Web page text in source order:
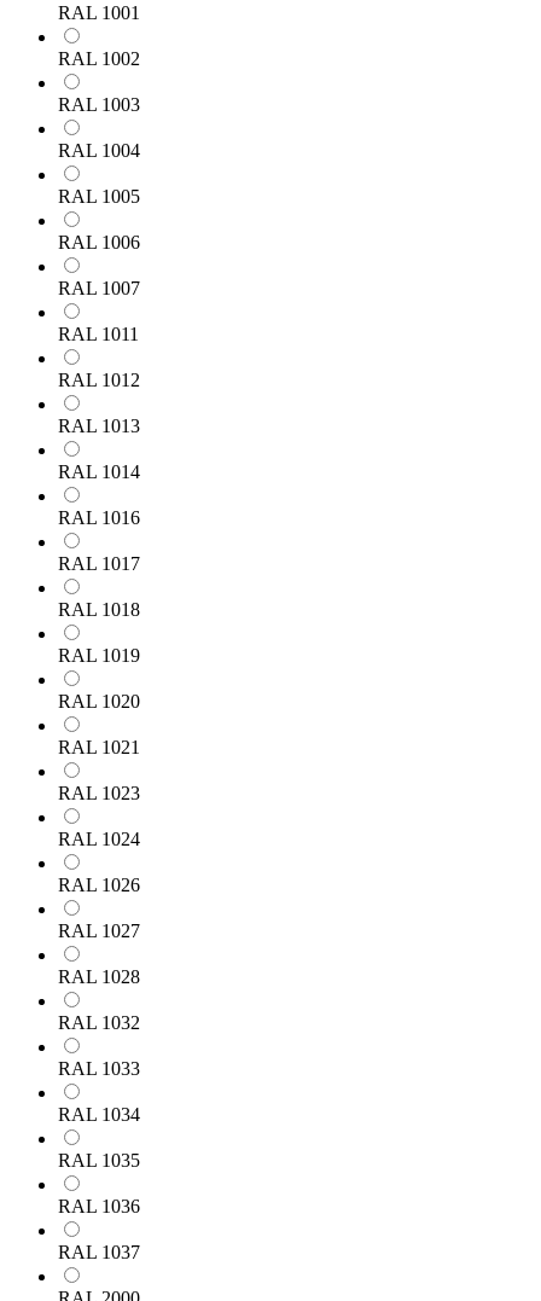
RAL 1001
RAL 1002
RAL 1003
RAL 1004
RAL 1005
RAL 1006
RAL 1007
RAL 1011
RAL 1012
RAL 1013
RAL 1014
RAL 1016
RAL 1017
RAL 1018
RAL 1019
RAL 1020
RAL 1021
RAL 1023
RAL 1024
RAL 1026
RAL 1027
RAL 1028
RAL 1032
RAL 1033
RAL 1034
RAL 1035
RAL 1036
RAL 1037